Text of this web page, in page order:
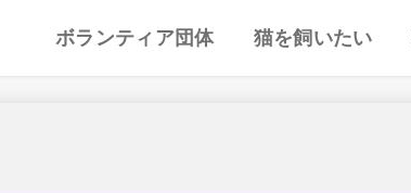
ボランティア団体 猫を飼いたい